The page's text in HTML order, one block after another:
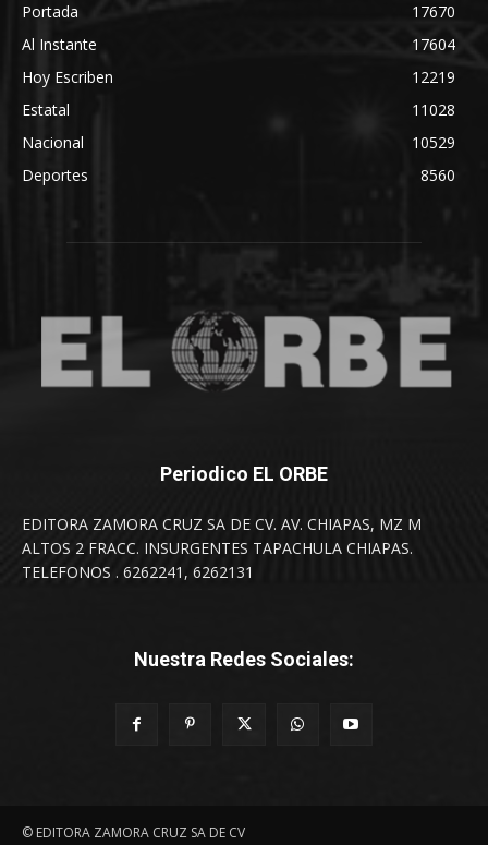
Portada
17670
Al Instante
17604
Hoy Escriben
12219
Estatal
11028
Nacional
10529
Deportes
8560
Periodico EL ORBE
EDITORA ZAMORA CRUZ SA DE CV. AV. CHIAPAS, MZ M
ALTOS 2 FRACC. INSURGENTES TAPACHULA CHIAPAS.
TELEFONOS . 6262241, 6262131
Nuestra Redes Sociales:
© EDITORA ZAMORA CRUZ SA DE CV